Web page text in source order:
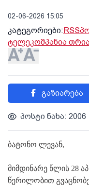
02-06-2026 15:05
კატეგორიები: RSS
ტელეკომპანია
გაზიარება
პოსტი ნახა: 2006
ბატონო ლევან,
მიმდინარე წლის 28
წერილობით